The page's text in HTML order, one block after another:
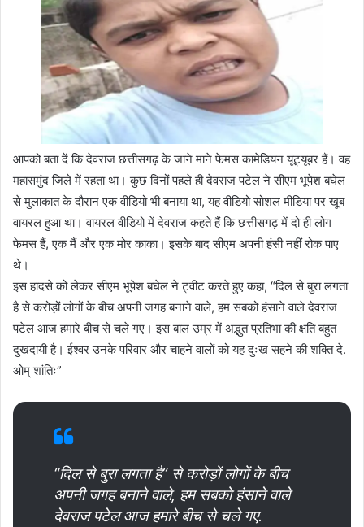
आपको बता दें कि देवराज छत्तीसगढ़ के जाने माने फेमस कामेडियन यूट्यूबर हैं। वह
महासमुंद जिले में रहता था। कुछ दिनों पहले ही देवराज पटेल ने सीएम भूपेश बघेल
से मुलाकात के दौरान एक वीडियो भी बनाया था, यह वीडियो सोशल मीडिया पर खूब
वायरल हुआ था। वायरल वीडियो में देवराज कहते हैं कि छत्तीसगढ़ में दो ही लोग
फेमस हैं, एक मैं और एक मोर काका। इसके बाद सीएम अपनी हंसी नहीं रोक पाए
थे।
इस हादसे को लेकर सीएम भूपेश बघेल ने ट्वीट करते हुए कहा, “दिल से बुरा लगता
है से करोड़ों लोगों के बीच अपनी जगह बनाने वाले, हम सबको हंसाने वाले देवराज
पटेल आज हमारे बीच से चले गए। इस बाल उम्र में अद्भुत प्रतिभा की क्षति बहुत
दुखदायी है। ईश्वर उनके परिवार और चाहने वालों को यह दुःख सहने की शक्ति दे.
ओम् शांतिः”
“दिल से बुरा लगता है” से करोड़ों लोगों के बीच
अपनी जगह बनाने वाले, हम सबको हंसाने वाले
देवराज पटेल आज हमारे बीच से चले गए.